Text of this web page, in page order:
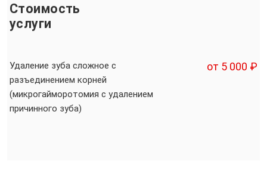
Стоимость
услуги
Удаление зуба сложное с
разъединением корней
(микрогайморотомия с удалением
причинного зуба)
от 5 000 ₽